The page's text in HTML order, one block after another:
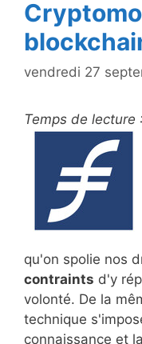
vendredi 27
Temps de lecture :
qu'on spolie nos
contraints d'y
volonté. De la
technique
connaissance et